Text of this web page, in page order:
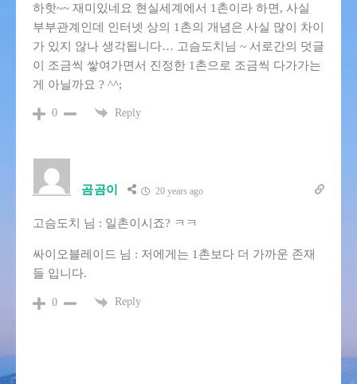
하핫~~ 재미있네요 현실세계에서 1촌이라 하면, 사실
부부관계인데 인터넷 상의 1촌의 개념은 사실 많이 차이
가 있지 않나 생각됩니다… 고슴도치님 ~ 서로간의 덧글
이 조금씩 쌓여가면서 진정한 1촌으로 조금씩 다가가는
게 아닐까요 ? ^^;
0 Reply
곰곰이 20 years ago
고슴도치 님 : 일촌이시죠? ㅋㅋ
싸이오블레이드 님 : 저에게는 1촌보다 더 가까운 존재
들 입니다.
0 Reply